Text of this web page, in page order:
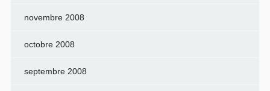
novembre 2008
octobre 2008
septembre 2008